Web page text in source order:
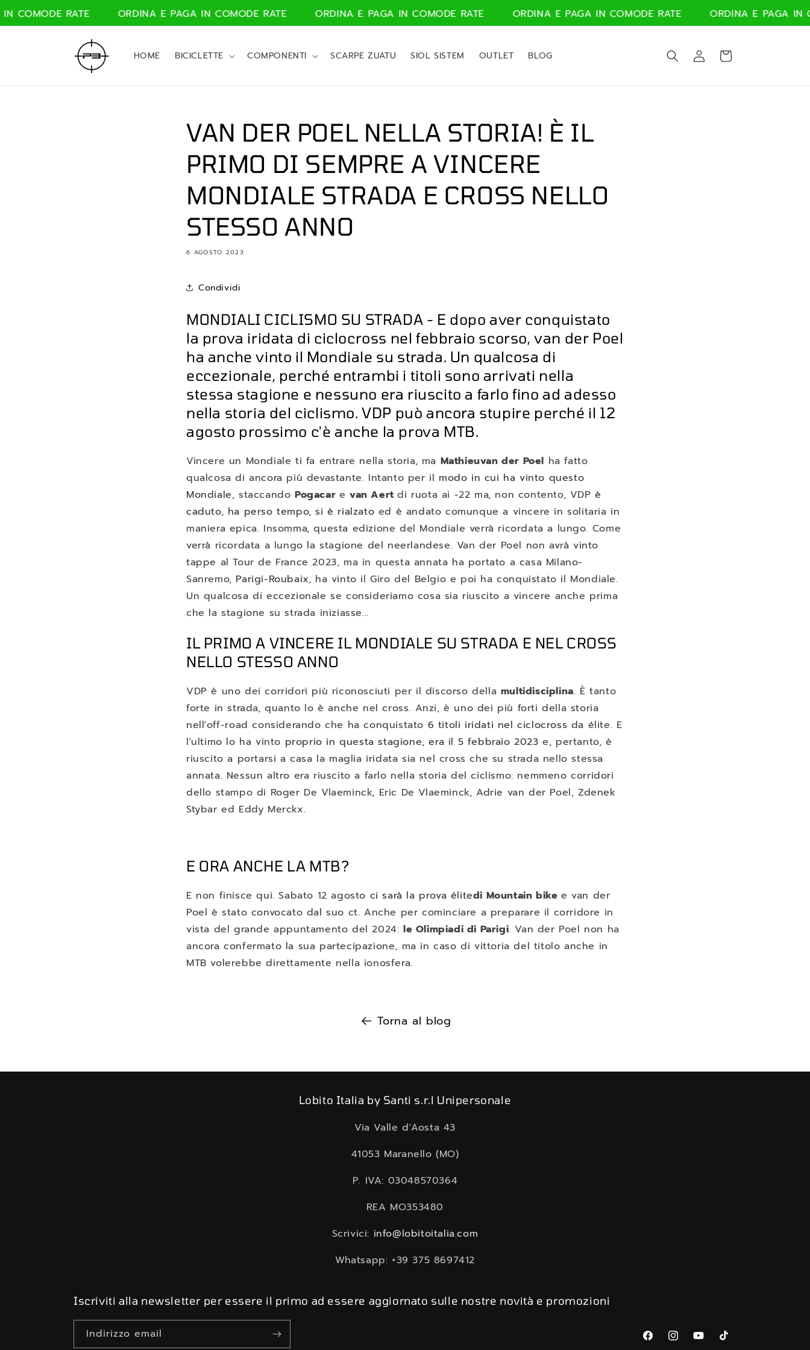
direttamente
ai contenuti
RATE ORDINA E PAGA IN COMODE RATE ORDINA E PAGA IN COMODE RATE ORDINA E PAGA IN COMODE RATE ORDINA E PAGA IN
HOME BICICLETTE COMPONENTI SCARPE ZUATU SIOL SISTEM OUTLET BLOG Accedi Carrello
VAN DER POEL NELLA STORIA! È IL
PRIMO DI SEMPRE A VINCERE
MONDIALE STRADA E CROSS NELLO
STESSO ANNO
6 AGOSTO 2023
Condividi
MONDIALI CICLISMO SU STRADA - E dopo aver conquistato
la prova iridata di ciclocross nel febbraio scorso, van der Poel
ha anche vinto il Mondiale su strada. Un qualcosa di
eccezionale, perché entrambi i titoli sono arrivati nella
stessa stagione e nessuno era riuscito a farlo fino ad adesso
nella storia del ciclismo. VDP può ancora stupire perché il 12
agosto prossimo c'è anche la prova MTB.
Vincere un Mondiale ti fa entrare nella storia, ma Mathieuvan der Poel ha fatto
qualcosa di ancora più devastante. Intanto per il modo in cui ha vinto questo
Mondiale, staccandoPogacar evan Aert di ruota ai -22 ma, non contento, VDPè
caduto, ha perso tempo, si è rialzato ed è andato comunque a vincere in solitaria in
maniera epica. Insomma, questa edizione del Mondiale verrà ricordata a lungo. Come
verrà ricordata a lungo la stagione del neerlandese. Van der Poel non avrà vinto
tappe al Tour de France 2023, ma in questa annata ha portato a casa Milano-
Sanremo, Parigi-Roubaix, ha vinto il Giro del Belgio e poi ha conquistato il Mondiale.
Un qualcosa di eccezionale se consideriamo cosa sia riuscito a vincere anche prima
che la stagione su strada iniziasse...
IL PRIMO A VINCERE IL MONDIALE SU STRADA E NEL CROSS
NELLO STESSO ANNO
VDP è uno dei corridori più riconosciuti per il discorso della multidisciplina. È tanto
forte in strada, quanto lo è anche nel cross. Anzi, è uno dei più forti della storia
nell'off-road considerando che ha conquistato 6 titoli iridati nel ciclocross da élite. E
l'ultimo lo ha vinto proprio in questa stagione, era il 5 febbraio 2023 e, pertanto, è
riuscito a portarsi a casa la maglia iridata sia nel cross che su strada nello stessa
annata. Nessun altro era riuscito a farlo nella storia del ciclismo: nemmeno corridori
dello stampo di Roger De Vlaeminck, Eric De Vlaeminck, Adrie van der Poel, Zdenek
Stybar ed Eddy Merckx.
E ORA ANCHE LA MTB?
E non finisce qui. Sabato 12 agosto ci sarà la prova élitedi Mountain bike e van der
Poel è stato convocato dal suo ct. Anche per cominciare a preparare il corridore in
vista del grande appuntamento del 2024: le Olimpiadi di Parigi. Van der Poel non ha
ancora confermato la sua partecipazione, ma in caso di vittoria del titolo anche in
MTB volerebbe direttamente nella ionosfera.
Torna al blog
Lobito Italia by Santi s.r.l Unipersonale
Via Valle d'Aosta 43
41053 Maranello (MO)
P. IVA: 03048570364
REA MO353480
Scrivici: info@lobitoitalia.com
Whatsapp: +39 375 8697412
Iscriviti alla newsletter per essere il primo ad essere aggiornato sulle nostre novità e promozioni
Indirizzo email
FacebookInstagramYouTubeTikTok